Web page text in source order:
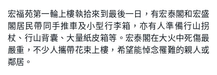
0
9
%
宏福苑第一輪上樓執拾來到最後一日，有宏泰閣和宏盛
閣居民帶同手推車及小型行李箱，亦有人準備行山拐
杖、行山背囊、大量紙皮箱等。宏泰閣在大火中死傷最
嚴重，不少人攜帶花束上樓，希望能悼念罹難的親人或
鄰居。